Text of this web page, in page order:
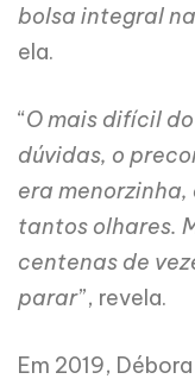
bolsa integral
ela.
“O mais difícil
dúvidas, o
era
tantos olhares.
centenas de
parar”, revela.
Em 2019,